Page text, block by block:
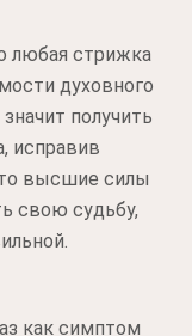
любая стрижка
духовного
получить
исправив
высшие силы
свою судьбу,
как симптом